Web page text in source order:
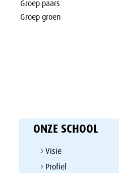
Groep paars
Groep groen
ONZE SCHOOL
› Visie
› Profiel